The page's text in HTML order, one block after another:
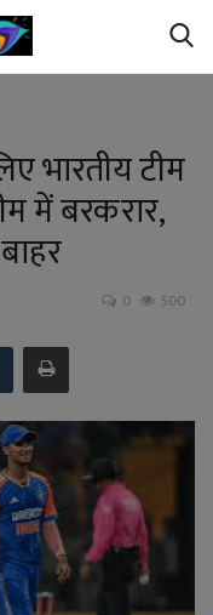
भारतीय टीम
में बरकरार,
0 500